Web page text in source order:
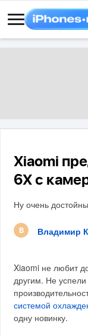
Xiaomi
6X с
Ну очень
Владимир
Xiaomi не любит
другим. Не
системой
одну новинку.